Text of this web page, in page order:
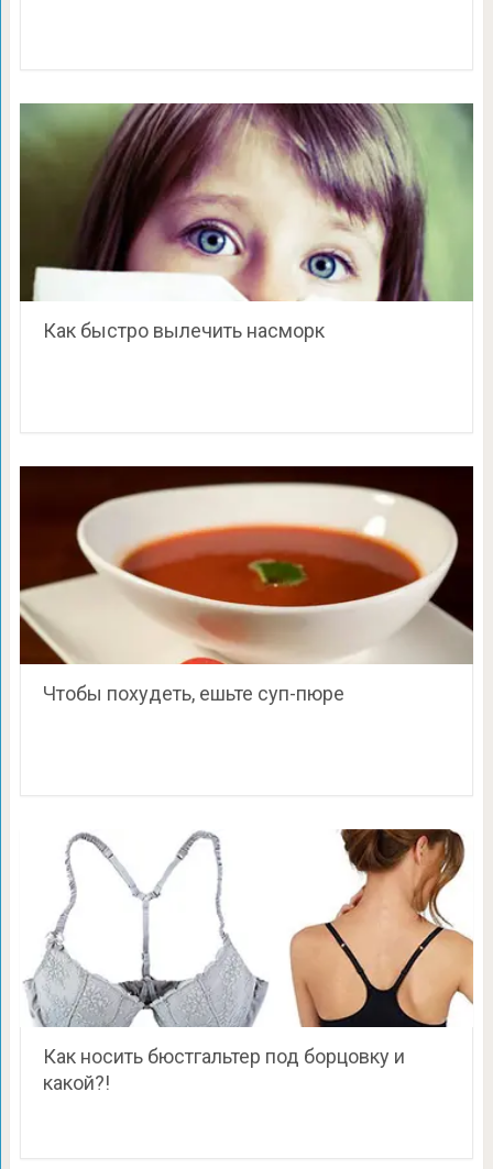
Как быстро вылечить насморк
Чтобы похудеть, ешьте суп-пюре
Как носить бюстгальтер под борцовку и
какой?!